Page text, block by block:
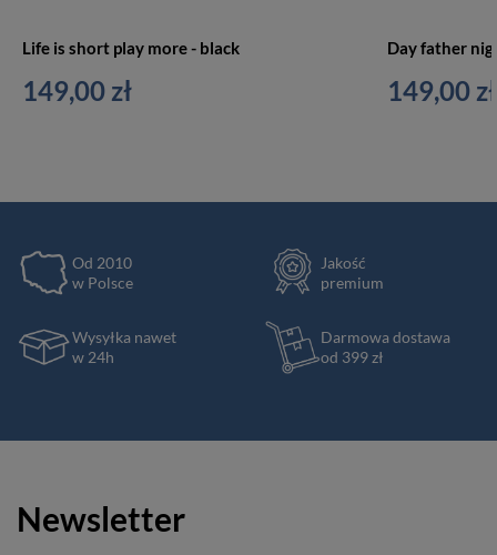
Life is short play more - black
149,00 zł
Day father
149,00 zł
Od 2010
w Polsce
Jakość
premium
Wysyłka nawet
w 24h
Darmowa dostawa
od 399 zł
Newsletter